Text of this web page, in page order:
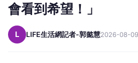
會看到希望！」
L LIFE生活網記者-郭懿慧2026-08-